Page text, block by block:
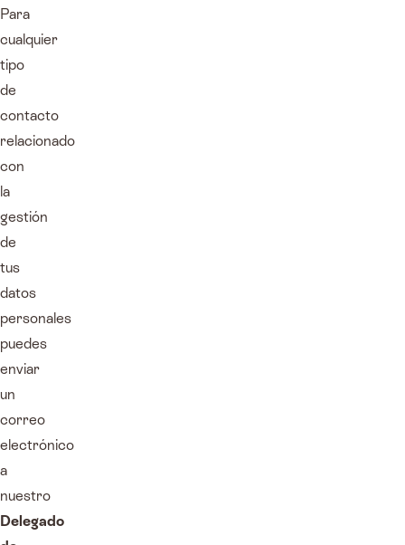
Para
cualquier
tipo
de
contacto
relacionado
con
la
gestión
de
tus
datos
personales
puedes
enviar
un
correo
electrónico
a
nuestro
Delegado